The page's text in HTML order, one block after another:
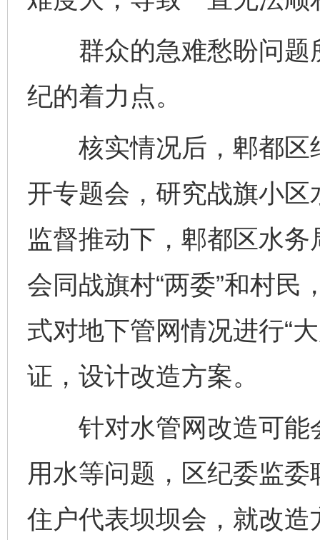
群众的急难愁盼问题
纪的着力点。
核实情况后，郫都区
开专题会，研究战旗小
监督推动下，郫都区水
会同战旗村“两委”和村
式对地下管网情况进行“
证，设计改造方案。
针对水管网改造可能
用水等问题，区纪委监委
住户代表坝坝会，就改